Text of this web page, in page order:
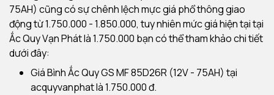
75AH) cũng có sự chênh lệch mực giá phổ thông giao
động từ 1.750.000 - 1.850.000, tuy nhiên mức giá hiện tại tại
Ắc Quy Vạn Phát là 1.750.000 bạn có thể tham khảo chi tiết
dưới đây:
Giá Bình Ắc Quy GS MF 85D26R (12V - 75AH) tại
acquyvanphat là 1.750.000 đ.